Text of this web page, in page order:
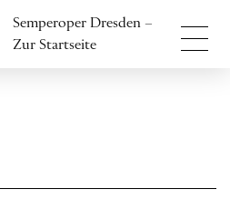
Semperoper Dresden –
Zur Startseite